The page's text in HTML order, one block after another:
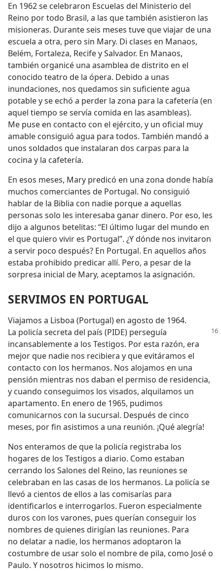
En 1962 se celebraron Escuelas del Ministerio del
Reino por todo Brasil, a las que también asistieron las
misioneras. Durante seis meses tuve que viajar de una
escuela a otra, pero sin Mary. Di clases en Manaos,
Belém, Fortaleza, Recife y Salvador. En Manaos,
también organicé una asamblea de distrito en el
conocido teatro de la ópera. Debido a unas
inundaciones, nos quedamos sin suficiente agua
potable y se echó a perder la zona para la cafetería (en
aquel tiempo se servía comida en las asambleas).
Me puse en contacto con el ejército, y un oficial muy
amable consiguió agua para todos. También mandó a
unos soldados que instalaran dos carpas para la
cocina y la cafetería.
En esos meses, Mary predicó en una zona donde había
muchos comerciantes de Portugal. No consiguió
hablar de la Biblia con nadie porque a aquellas
personas solo les interesaba ganar dinero. Por eso, les
dijo a algunos betelitas: “El último lugar del mundo en
el que quiero vivir es Portugal”. ¿Y dónde nos invitaron
a servir poco después? En Portugal. En aquellos años
estaba prohibido predicar allí. Pero, a pesar de la
sorpresa inicial de Mary, aceptamos la asignación.
SERVIMOS EN PORTUGAL
Viajamos a Lisboa (Portugal) en agosto de 1964.
La policía secreta del país (PIDE) perseguía
incansablemente a los Testigos. Por esta razón, era
mejor que nadie nos recibiera y que evitáramos el
contacto con los hermanos. Nos alojamos en una
pensión mientras nos daban el permiso de residencia,
y cuando conseguimos los visados, alquilamos un
apartamento. En enero de 1965, pudimos
comunicarnos con la sucursal. Después de cinco
meses, por fin asistimos a una reunión. ¡Qué alegría!
Nos enteramos de que la policía registraba los
hogares de los Testigos a diario. Como estaban
cerrando los Salones del Reino, las reuniones se
celebraban en las casas de los hermanos. La policía se
llevó a cientos de ellos a las comisarías para
identificarlos e interrogarlos. Fueron especialmente
duros con los varones, pues querían conseguir los
nombres de quienes dirigían las reuniones. Para
no delatar a nadie, los hermanos adoptaron la
costumbre de usar solo el nombre de pila, como José o
Paulo. Y nosotros hicimos lo mismo.